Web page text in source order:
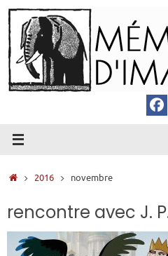
Passer
au
contenu
Accueil
2016 novembre
rencontre avec J.